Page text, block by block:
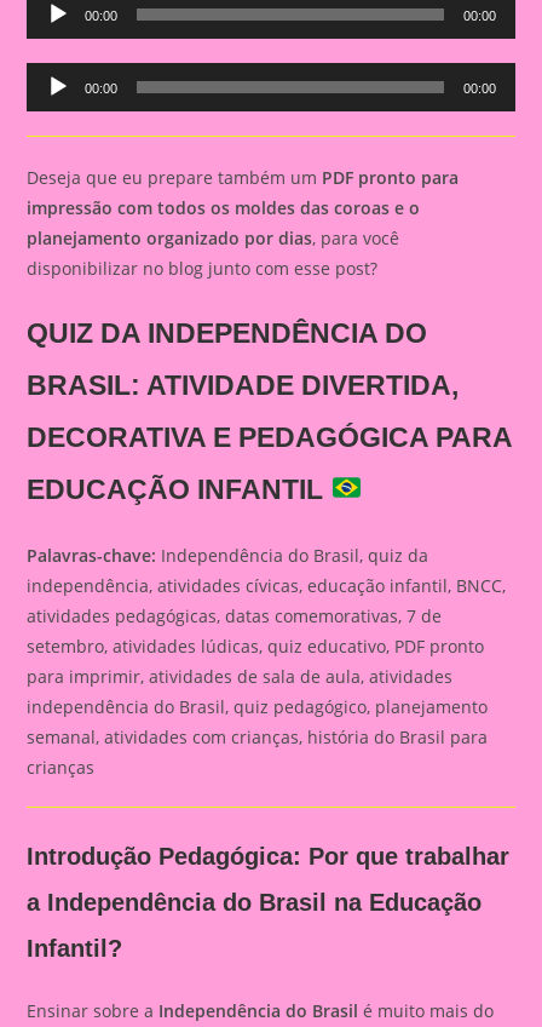
Player
00:00 00:00
Audio
Player
00:00 00:00
Deseja que eu prepare também um PDF pronto para
impressão com todos os moldes das coroas e o
planejamento organizado por dias, para você
disponibilizar no blog junto com esse post?
QUIZ DA INDEPENDÊNCIA DO
BRASIL: ATIVIDADE DIVERTIDA,
DECORATIVA E PEDAGÓGICA PARA
EDUCAÇÃO INFANTIL
Palavras-chave: Independência do Brasil, quiz da
independência, atividades cívicas, educação infantil, BNCC,
atividades pedagógicas, datas comemorativas, 7 de
setembro, atividades lúdicas, quiz educativo, PDF pronto
para imprimir, atividades de sala de aula, atividades
independência do Brasil, quiz pedagógico, planejamento
semanal, atividades com crianças, história do Brasil para
crianças
Introdução Pedagógica: Por que trabalhar
a Independência do Brasil na Educação
Infantil?
Ensinar sobre a Independência do Brasil é muito mais do